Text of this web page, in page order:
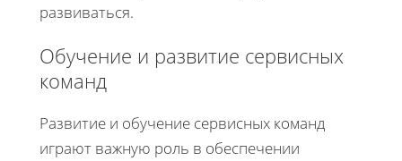
развиваться.
Обучение и развитие сервисных
команд
Развитие и обучение сервисных команд
играют важную роль в обеспечении